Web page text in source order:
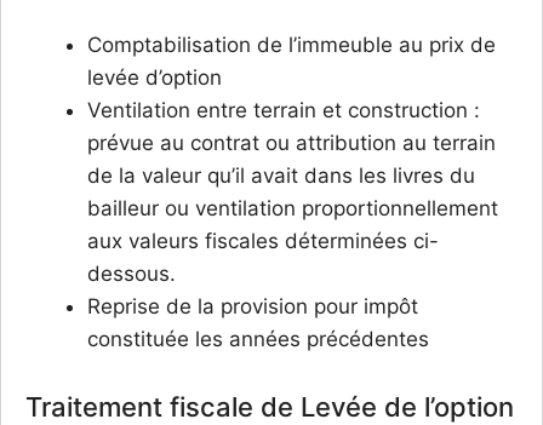
Comptabilisation de l’immeuble au prix de
levée d’option
Ventilation entre terrain et construction :
prévue au contrat ou attribution au terrain
de la valeur qu’il avait dans les livres du
bailleur ou ventilation proportionnellement
aux valeurs fiscales déterminées ci-
dessous.
Reprise de la provision pour impôt
constituée les années précédentes
Traitement fiscale de Levée de l’option